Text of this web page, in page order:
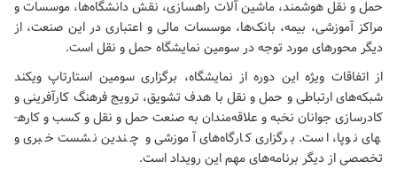
حمل و نقل هوشمند، ماشین آلات راهسازی، نقش دانشگاه‌ها، موسسات و
مراکز آموزشی، بیمه، بانک‌ها، موسسات مالی و اعتباری در این صنعت، از
دیگر محورهای مورد توجه در سومین نمایشگاه حمل و نقل است.
از اتفاقات ویژه این دوره از نمایشگاه، برگزاری سومین استارتاپ ویکند
شبکه‌های ارتباطی و حمل و نقل با هدف تشویق، ترویج فرهنگ کارآفرینی و
کادرسازی جوانان نخبه و علاقه‌مندان به صنعت حمل و نقل و کسب و کاره­
های نوپا، است. برگزاری کارگاه‌های آموزشی و چندین نشست خبری و
تخصصی از دیگر برنامه‌های مهم این رویداد است.